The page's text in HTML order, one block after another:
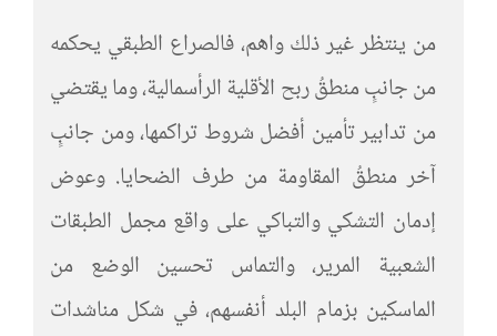
من ينتظر غير ذلك واهم، فالصراع الطبقي يحكمه
من جانبٍ منطقُ ربح الأقلية الرأسمالية، وما يقتضي
من تدابير تأمين أفضل شروط تراكمها، ومن جانبٍ
آخر منطقُ المقاومة من طرف الضحايا. وعوض
إدمان التشكي والتباكي على واقع مجمل الطبقات
الشعبية المرير، والتماس تحسين الوضع من
الماسكين بزمام البلد أنفسهم، في شكل مناشدات